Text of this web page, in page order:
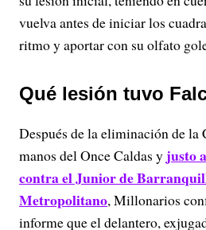
vuelva antes de iniciar los
ritmo y aportar con su olfato
Qué lesión tuvo
Después de la eliminación de la
manos del Once Caldas y justo
contra el Junior de
Metropolitano, Millonarios
informe que el delantero,